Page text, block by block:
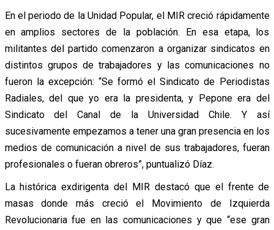
En el periodo de la Unidad Popular, el MIR creció rápidamente
en amplios sectores de la población. En esa etapa, los
militantes del partido comenzaron a organizar sindicatos en
distintos grupos de trabajadores y las comunicaciones no
fueron la excepción: “Seformó el Sindicato de Periodistas
Radiales, del que yo era la presidenta, y Pepone era del
Sindicato del Canal de la Universidad Chile. Y así
sucesivamente empezamos a tener una gran presencia en los
medios de comunicación a nivel de sus trabajadores, fueran
profesionales o fueran obreros”, puntualizó Díaz.
La histórica exdirigenta del MIR destacó que el frente de
masas donde más creció el Movimiento de Izquierda
Revolucionaria fue en las comunicaciones yque “ese gran